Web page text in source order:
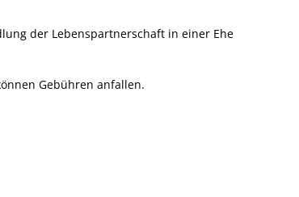
der Lebenspartnerschaft in einer Ehe
Gebühren anfallen.